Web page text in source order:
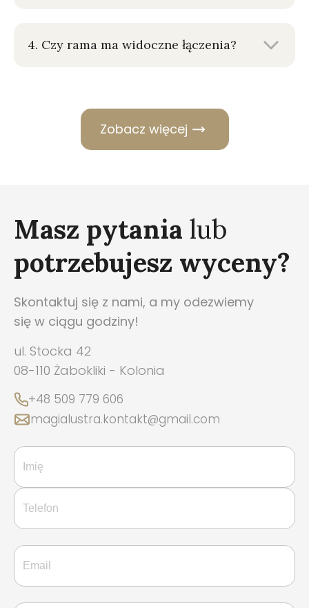
4. Czy rama ma widoczne łączenia?
Zobacz więcej
Masz pytania lub
potrzebujesz wyceny?
Skontaktuj się z nami, a my odezwiemy
się w ciągu godziny!
ul. Stocka 42
08-110 Żabokliki - Kolonia
+48 509 779 606
magialustra.kontakt@gmail.com